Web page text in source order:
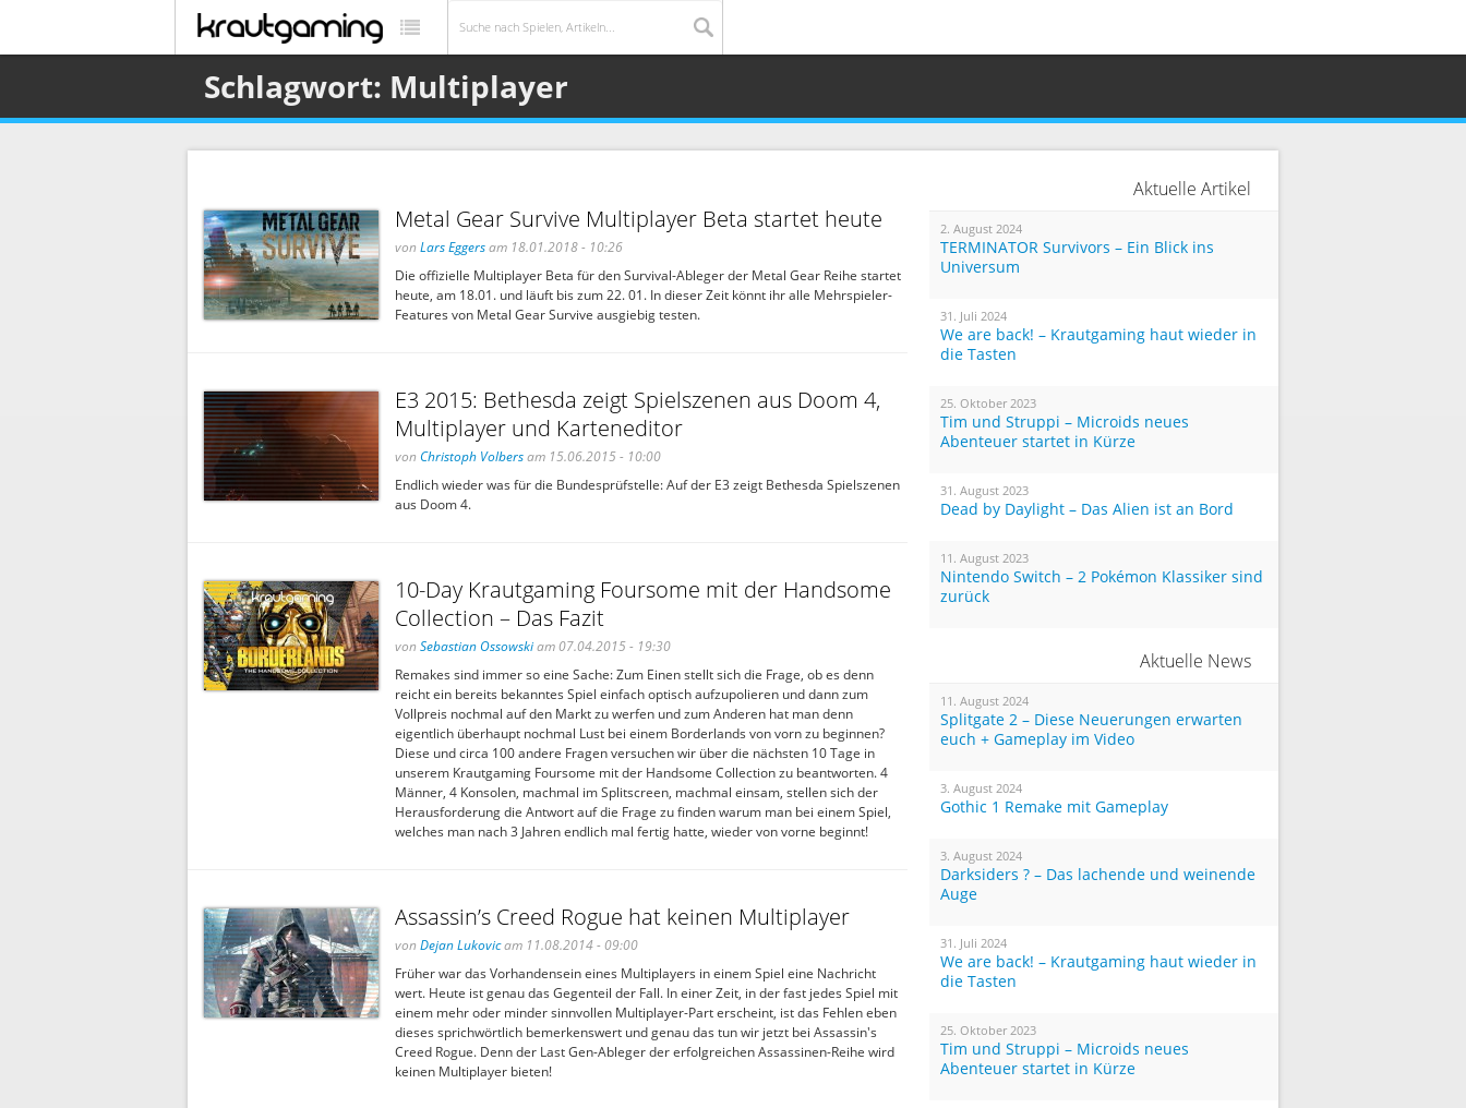
Schlagwort: Multiplayer
Metal Gear Survive Multiplayer Beta startet heute
von Lars Eggersam 18.01.2018 - 10:26
Die offizielle Multiplayer Beta für den Survival-Ableger der Metal Gear Reihe startet
heute, am 18.01. und läuft bis zum 22. 01. In dieser Zeit könnt ihr alle Mehrspieler-
Features von Metal Gear Survive ausgiebig testen.
E3 2015: Bethesda zeigt Spielszenen aus Doom 4,
Multiplayer und Karteneditor
von Christoph Volbersam 15.06.2015 - 10:00
Endlich wieder was für die Bundesprüfstelle: Auf der E3 zeigt Bethesda Spielszenen
aus Doom 4.
10-Day Krautgaming Foursome mit der Handsome
Collection – Das Fazit
von Sebastian Ossowskiam 07.04.2015 - 19:30
Remakes sind immer so eine Sache: Zum Einen stellt sich die Frage, ob es denn
reicht ein bereits bekanntes Spiel einfach optisch aufzupolieren und dann zum
Vollpreis nochmal auf den Markt zu werfen und zum Anderen hat man denn
eigentlich überhaupt nochmal Lust bei einem Borderlands von vorn zu beginnen?
Diese und circa 100 andere Fragen versuchen wir über die nächsten 10 Tage in
unserem Krautgaming Foursome mit der Handsome Collection zu beantworten. 4
Männer, 4 Konsolen, machmal im Splitscreen, machmal einsam, stellen sich der
Herausforderung die Antwort auf die Frage zu finden warum man bei einem Spiel,
welches man nach 3 Jahren endlich mal fertig hatte, wieder von vorne beginnt!
Assassin’s Creed Rogue hat keinen Multiplayer
von Dejan Lukovicam 11.08.2014 - 09:00
Früher war das Vorhandensein eines Multiplayers in einem Spiel eine Nachricht
wert. Heute ist genau das Gegenteil der Fall. In einer Zeit, in der fast jedes Spiel mit
einem mehr oder minder sinnvollen Multiplayer-Part erscheint, ist das Fehlen eben
dieses sprichwörtlich bemerkenswert und genau das tun wir jetzt bei Assassin's
Creed Rogue. Denn der Last Gen-Ableger der erfolgreichen Assassinen-Reihe wird
keinen Multiplayer bieten!
Aktuelle Artikel
2. August 2024
TERMINATOR Survivors – Ein Blick ins
Universum
31. Juli 2024
We are back! – Krautgaming haut wieder in
die Tasten
25. Oktober 2023
Tim und Struppi – Microids neues
Abenteuer startet in Kürze
31. August 2023
Dead by Daylight – Das Alien ist an Bord
11. August 2023
Nintendo Switch – 2 Pokémon Klassiker sind
zurück
Aktuelle News
11. August 2024
Splitgate 2 – Diese Neuerungen erwarten
euch + Gameplay im Video
3. August 2024
Gothic 1 Remake mit Gameplay
3. August 2024
Darksiders ? – Das lachende und weinende
Auge
31. Juli 2024
We are back! – Krautgaming haut wieder in
die Tasten
25. Oktober 2023
Tim und Struppi – Microids neues
Abenteuer startet in Kürze